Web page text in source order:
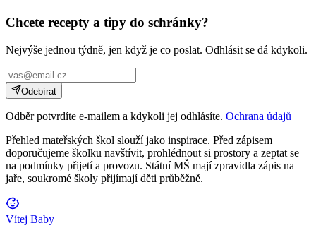
Chcete recepty a tipy do schránky?
Nejvýše jednou týdně, jen když je co poslat. Odhlásit se dá kdykoli.
Odebírat
Odběr potvrdíte e-mailem a kdykoli jej odhlásíte. Ochrana údajů
Přehled mateřských škol slouží jako inspirace. Před zápisem
doporučujeme školku navštívit, prohlédnout si prostory a zeptat se
na podmínky přijetí a provozu. Státní MŠ mají zpravidla zápis na
jaře, soukromé školy přijímají děti průběžně.
Vítej Baby